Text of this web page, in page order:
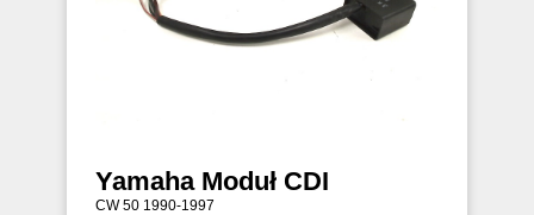
Yamaha Moduł CDI
CW 50 1990-1997